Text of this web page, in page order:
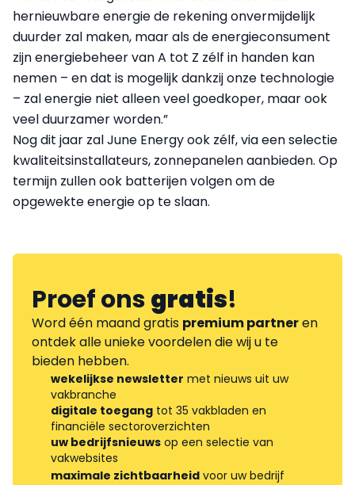
hernieuwbare energie de rekening onvermijdelijk
duurder zal maken, maar als de energieconsument
zijn energiebeheer van A tot Z zélf in handen kan
nemen – en dat is mogelijk dankzij onze technologie
– zal energie niet alleen veel goedkoper, maar ook
veel duurzamer worden.”
Nog dit jaar zal June Energy ook zélf, via een selectie
kwaliteitsinstallateurs, zonnepanelen aanbieden. Op
termijn zullen ook batterijen volgen om de
opgewekte energie op te slaan.
Proef onsgratis!
Word één maand gratis premium partneren
ontdek alle unieke voordelen die wij u te
bieden hebben.
wekelijkse newsletter met nieuws uit uw
vakbranche
digitale toegang tot 35 vakbladen en
financiële sectoroverzichten
uw bedrijfsnieuws op een selectie van
vakwebsites
maximale zichtbaarheid voor uw bedrijf